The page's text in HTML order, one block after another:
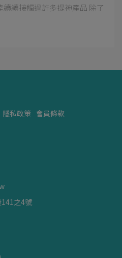
續接觸過許多提神產品 除了
隱私政策 會員條款
之4號